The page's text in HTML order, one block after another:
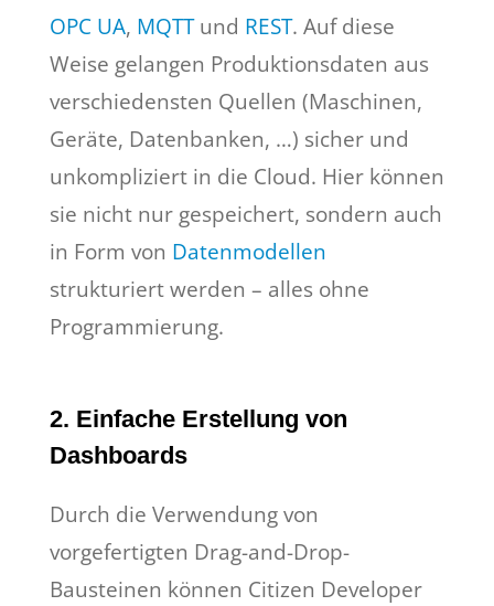
OPC UA, MQTTund REST. Auf diese
Weise gelangen Produktionsdaten aus
verschiedensten Quellen (Maschinen,
Geräte, Datenbanken, …) sicher und
unkompliziert in die Cloud. Hier können
sie nicht nur gespeichert, sondern auch
in Form von Datenmodellen
strukturiert werden – alles ohne
Programmierung.
2. Einfache Erstellung von
Dashboards
Durch die Verwendung von
vorgefertigten Drag-and-Drop-
Bausteinen können Citizen Developer